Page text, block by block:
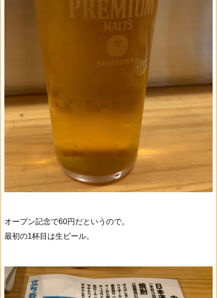
オープン記念で60円だというので。
最初の1杯目は生ビール。